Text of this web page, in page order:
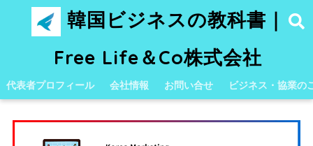
韓国ビジネスの教科書｜
Free Life＆Co株式会社
代表者プロフィール 会社情報 お問い合せ ビジネス・協業の